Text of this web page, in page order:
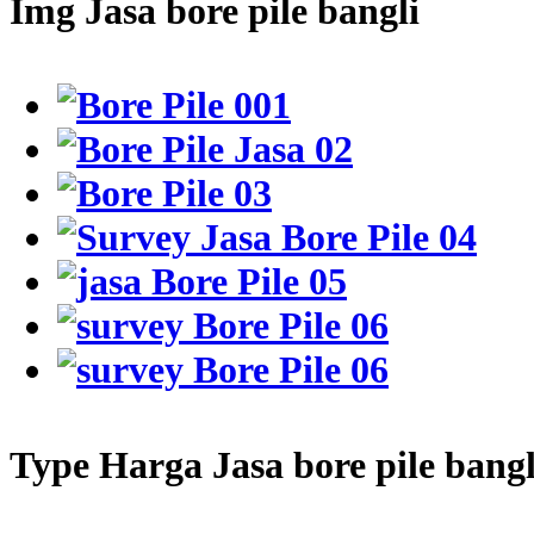
Img Jasa bore pile bangli
Type Harga Jasa bore pile